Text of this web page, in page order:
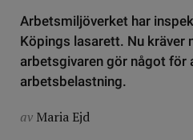
Arbetsmiljöverket har
Köpings lasarett. Nu kräver
arbetsgivaren gör något för
arbetsbelastning.
av Maria Ejd